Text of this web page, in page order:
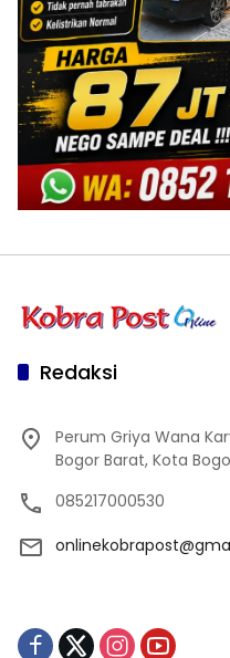
Redaksi
Perum Griya Wana
Bogor Barat, Kota
085217000530